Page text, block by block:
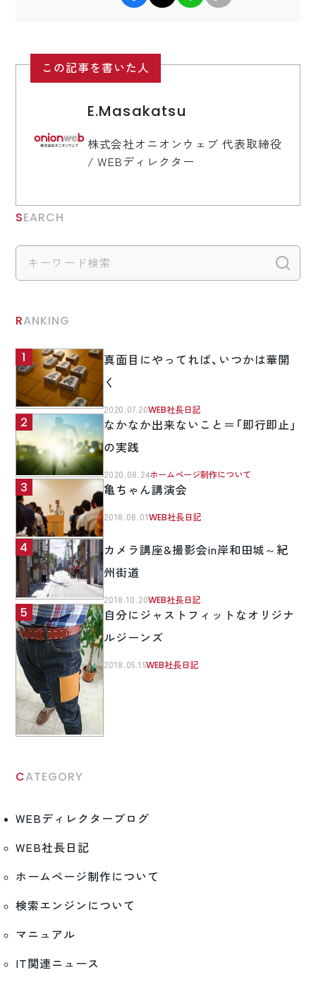
この記事を書いた人
E.Masakatsu
株式会社オニオンウェブ 代表取締役
/ WEBディレクター
SEARCH
RANKING
真面目にやってれば、いつかは華開
く
2020.07.20WEB社長日記
なかなか出来ないこと＝「即行即止」
の実践
2020.08.24ホームページ制作について
亀ちゃん講演会
2018.08.01WEB社長日記
カメラ講座&撮影会in岸和田城～紀
州街道
2018.10.20WEB社長日記
自分にジャストフィットなオリジナ
ルジーンズ
2018.05.15WEB社長日記
CATEGORY
WEBディレクターブログ
WEB社長日記
ホームページ制作について
検索エンジンについて
マニュアル
IT関連ニュース